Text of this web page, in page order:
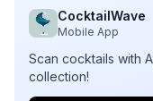
CocktailWave
Mobile App
Scan cocktails with
collection!